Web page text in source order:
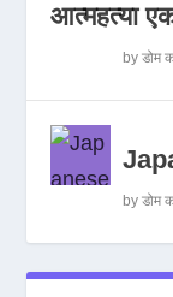
आत्महत्या
byडोम
byडोम